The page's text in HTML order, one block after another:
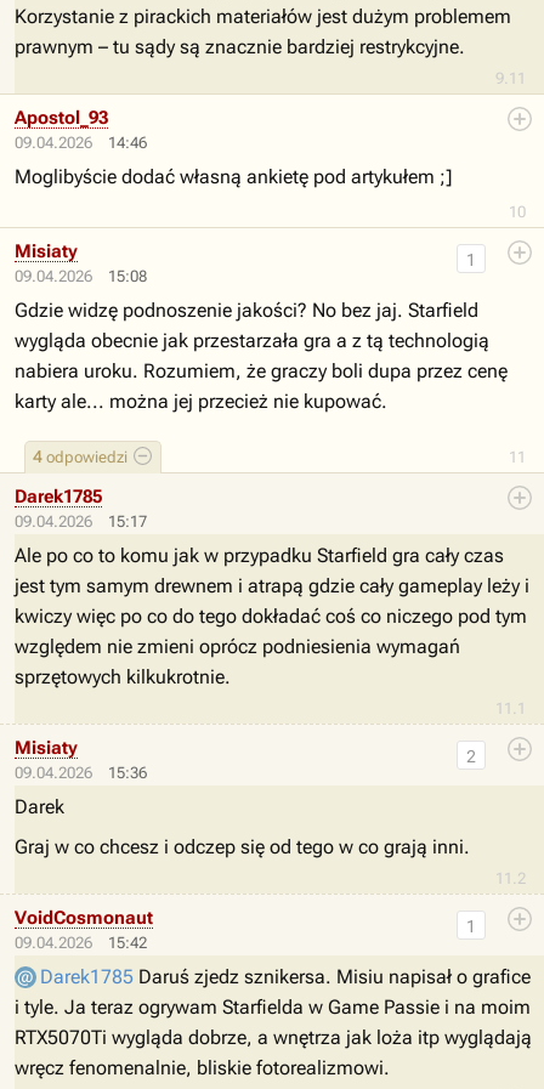
9.11
Korzystanie z pirackich materiałów jest dużym problemem
prawnym – tu sądy są znacznie bardziej restrykcyjne.
09.04.2026 14:46
10
Apostol_93
Moglibyście dodać własną ankietę pod artykułem ;]
09.04.2026 15:08
11
1
4 odpowiedzi
Misiaty
Gdzie widzę podnoszenie jakości? No bez jaj. Starfield
wygląda obecnie jak przestarzała gra a z tą technologią
nabiera uroku. Rozumiem, że graczy boli dupa przez cenę
karty ale... można jej przecież nie kupować.
09.04.2026 15:17
11.1
Darek1785
Ale po co to komu jak w przypadku Starfield gra cały czas
jest tym samym drewnem i atrapą gdzie cały gameplay leży i
kwiczy więc po co do tego dokładać coś co niczego pod tym
względem nie zmieni oprócz podniesienia wymagań
sprzętowych kilkukrotnie.
09.04.2026 15:36
11.2
2
Misiaty
Darek
Graj w co chcesz i odczep się od tego w co grają inni.
09.04.2026 15:42
1
VoidCosmonaut
Darek1785 Daruś zjedz sznikersa. Misiu napisał o grafice
i tyle. Ja teraz ogrywam Starfielda w Game Passie i na moim
RTX5070Ti wygląda dobrze, a wnętrza jak loża itp wyglądają
wręcz fenomenalnie, bliskie fotorealizmowi.